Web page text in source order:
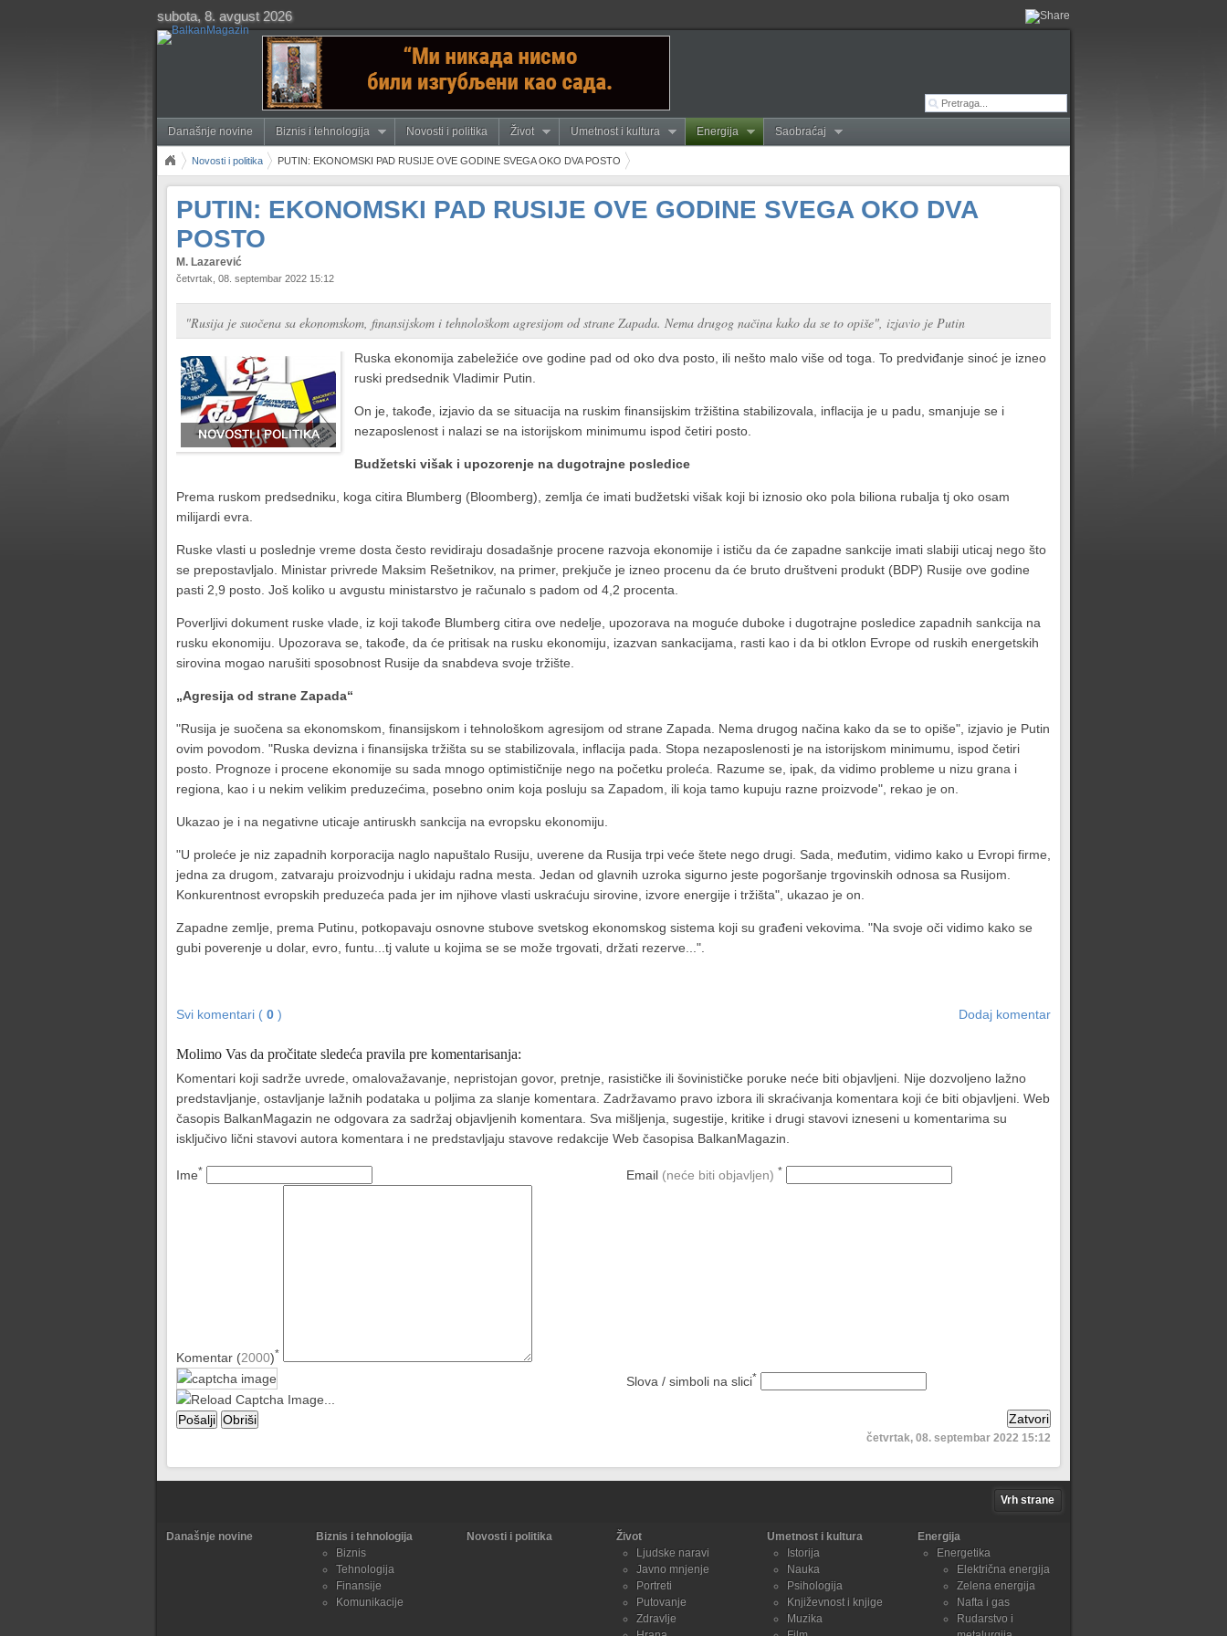
subota, 8. avgust 2026
Današnje novine Biznis i tehnologija Novosti i politika Život Umetnost i kultura Energija Saobraćaj
Novosti i politika PUTIN: EKONOMSKI PAD RUSIJE OVE GODINE SVEGA OKO DVA POSTO
PUTIN: EKONOMSKI PAD RUSIJE OVE GODINE SVEGA OKO DVA
POSTO
M. Lazarević
četvrtak, 08. septembar 2022 15:12
"Rusija je suočena sa ekonomskom, finansijskom i tehnološkom agresijom od strane Zapada. Nema drugog načina kako da se to opiše", izjavio je Putin
Ruska ekonomija zabeležiće ove godine pad od oko dva posto, ili nešto malo više od toga. To predviđanje sinoć je izneo
ruski predsednik Vladimir Putin.
On je, takođe, izjavio da se situacija na ruskim finansijskim tržiština stabilizovala, inflacija je u padu, smanjuje se i
nezaposlenost i nalazi se na istorijskom minimumu ispod četiri posto.
Budžetski višak i upozorenje na dugotrajne posledice
Prema ruskom predsedniku, koga citira Blumberg (Bloomberg), zemlja će imati budžetski višak koji bi iznosio oko pola biliona rubalja tj oko osam
milijardi evra.
Ruske vlasti u poslednje vreme dosta često revidiraju dosadašnje procene razvoja ekonomije i ističu da će zapadne sankcije imati slabiji uticaj nego što
se prepostavljalo. Ministar privrede Maksim Rešetnikov, na primer, prekjuče je izneo procenu da će bruto društveni produkt (BDP) Rusije ove godine
pasti 2,9 posto. Još koliko u avgustu ministarstvo je računalo s padom od 4,2 procenta.
Poverljivi dokument ruske vlade, iz koji takođe Blumberg citira ove nedelje, upozorava na moguće duboke i dugotrajne posledice zapadnih sankcija na
rusku ekonomiju. Upozorava se, takođe, da će pritisak na rusku ekonomiju, izazvan sankacijama, rasti kao i da bi otklon Evrope od ruskih energetskih
sirovina mogao narušiti sposobnost Rusije da snabdeva svoje tržište.
„Agresija od strane Zapada“
"Rusija je suočena sa ekonomskom, finansijskom i tehnološkom agresijom od strane Zapada. Nema drugog načina kako da se to opiše", izjavio je Putin
ovim povodom. "Ruska devizna i finansijska tržišta su se stabilizovala, inflacija pada. Stopa nezaposlenosti je na istorijskom minimumu, ispod četiri
posto. Prognoze i procene ekonomije su sada mnogo optimističnije nego na početku proleća. Razume se, ipak, da vidimo probleme u nizu grana i
regiona, kao i u nekim velikim preduzećima, posebno onim koja posluju sa Zapadom, ili koja tamo kupuju razne proizvode", rekao je on.
Ukazao je i na negativne uticaje antiruskh sankcija na evropsku ekonomiju.
"U proleće je niz zapadnih korporacija naglo napuštalo Rusiju, uverene da Rusija trpi veće štete nego drugi. Sada, međutim, vidimo kako u Evropi firme,
jedna za drugom, zatvaraju proizvodnju i ukidaju radna mesta. Jedan od glavnih uzroka sigurno jeste pogoršanje trgovinskih odnosa sa Rusijom.
Konkurentnost evropskih preduzeća pada jer im njihove vlasti uskraćuju sirovine, izvore energije i tržišta", ukazao je on.
Zapadne zemlje, prema Putinu, potkopavaju osnovne stubove svetskog ekonomskog sistema koji su građeni vekovima. "Na svoje oči vidimo kako se
gubi poverenje u dolar, evro, funtu...tj valute u kojima se se može trgovati, držati rezerve...".
Svi komentari ( 0 ) Dodaj komentar
Molimo Vas da pročitate sledeća pravila pre komentarisanja:
Komentari koji sadrže uvrede, omalovažavanje, nepristojan govor, pretnje, rasističke ili šovinističke poruke neće biti objavljeni. Nije dozvoljeno lažno
predstavljanje, ostavljanje lažnih podataka u poljima za slanje komentara. Zadržavamo pravo izbora ili skraćivanja komentara koji će biti objavljeni. Web
časopis BalkanMagazin ne odgovara za sadržaj objavljenih komentara. Sva mišljenja, sugestije, kritike i drugi stavovi izneseni u komentarima su
isključivo lični stavovi autora komentara i ne predstavljaju stavove redakcije Web časopisa BalkanMagazin.
Ime* Email (neće biti objavljen) *
Komentar (2000)*
Slova / simboli na slici*
četvrtak, 08. septembar 2022 15:12
Vrh strane
Današnje novine
Biznis i tehnologija
Biznis
Tehnologija
Finansije
Komunikacije
Novosti i politika
Život
Ljudske naravi
Javno mnjenje
Portreti
Putovanje
Zdravlje
Umetnost i kultura
Istorija
Nauka
Psihologija
Književnost i knjige
Muzika
Energija
Energetika
Električna energija
Zelena energija
Nafta i gas
Rudarstvo i